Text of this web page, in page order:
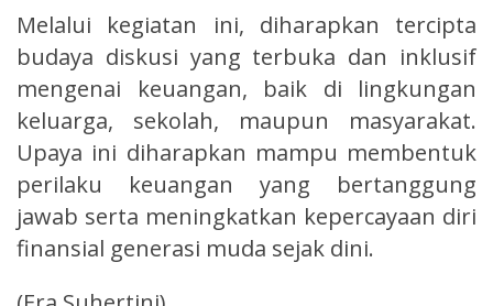
Melalui kegiatan ini, diharapkan tercipta
budaya diskusi yang terbuka dan inklusif
mengenai keuangan, baik di lingkungan
keluarga, sekolah, maupun masyarakat.
Upaya ini diharapkan mampu membentuk
perilaku keuangan yang bertanggung
jawab serta meningkatkan kepercayaan diri
finansial generasi muda sejak dini.